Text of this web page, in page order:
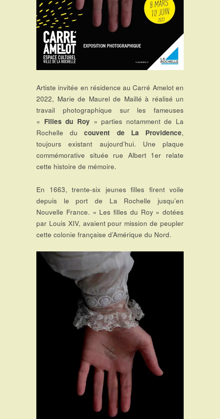
Artiste invitée en résidence au Carré Amelot en
2022, Marie de Maurel de Maillé à réalisé un
travail photographique sur les fameuses
« Filles du Roy » parties notamment de La
Rochelle ducouvent de La Providence,
toujours existant aujourd’hui. Une plaque
commémorative située rue Albert 1er relate
cette histoire de mémoire.
En 1663, trente-six jeunes filles firent voile
depuis le port de La Rochelle jusqu’en
Nouvelle France. « Les filles du Roy » dotées
par Louis XIV, avaient pour mission de peupler
cette colonie française d’Amérique du Nord.